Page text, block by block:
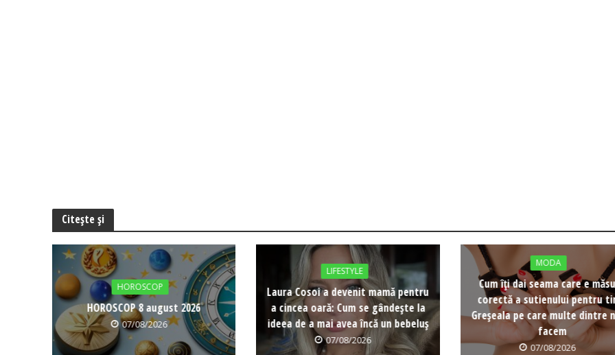
Citește și
HOROSCOP
HOROSCOP 8 august 2026
07/08/2026
LIFESTYLE
Laura Cosoi a devenit mamă pentru
a cincea oară: Cum se gândește la
ideea de a mai avea încă un bebeluș
07/08/2026
MODA
Cum îți dai seama care e
corectă a sutienului pentru
Greșeala pe care multe dintre
facem
07/08/2026